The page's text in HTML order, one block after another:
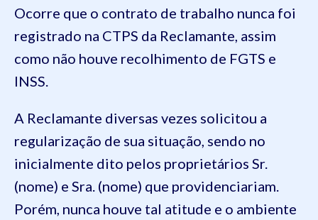
Ocorre que o contrato de trabalho nunca foi
registrado na CTPS da Reclamante, assim
como não houve recolhimento de FGTS e
INSS.
A Reclamante diversas vezes solicitou a
regularização de sua situação, sendo no
inicialmente dito pelos proprietários Sr.
(nome) e Sra. (nome) que providenciariam.
Porém, nunca houve tal atitude e o ambiente